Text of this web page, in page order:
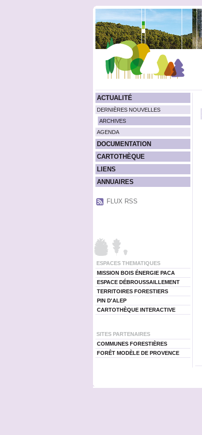
ACTUALITÉ
DERNIÈRES NOUVELLES
ARCHIVES
AGENDA
DOCUMENTATION
CARTOTHÈQUE
LIENS
ANNUAIRES
FLUX RSS
ESPACES THEMATIQUES
MISSION BOIS ÉNERGIE PACA
ESPACE DÉBROUSSAILLEMENT
TERRITOIRES FORESTIERS
PIN D'ALEP
CARTOTHÈQUE INTERACTIVE
SITES PARTENAIRES
COMMUNES FORESTIÈRES
FORÊT MODÈLE DE PROVENCE